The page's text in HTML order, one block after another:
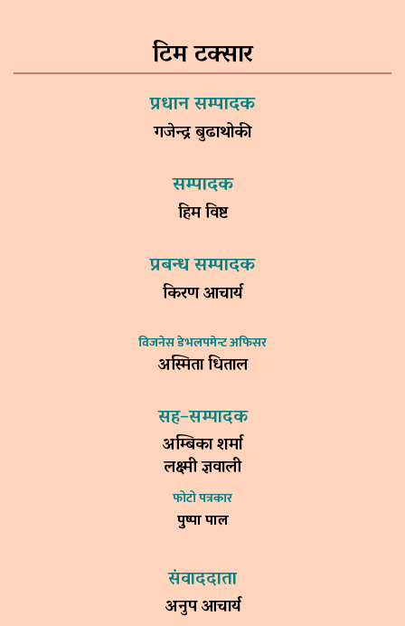
टिम टक्सार
प्रधान सम्पादक
गजेन्द्र बुढाथोकी
सम्पादक
हिम विष्ट
प्रबन्ध सम्पादक
किरण आचार्य
विजनेस डेभलपमेन्ट अफिसर
अस्मिता धिताल
सह–सम्पादक
अम्बिका शर्मा
लक्ष्मी ज्ञवाली
फोटो पत्रकार
पुष्पा पाल
संवाददाता
अनुप आचार्य